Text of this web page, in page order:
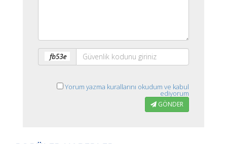
Yorum yazma kurallarını okudum ve kabul
ediyorum
GÖNDER